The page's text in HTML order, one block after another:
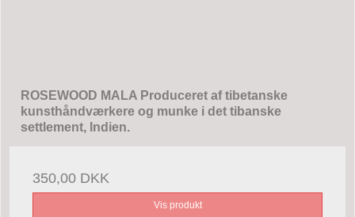
ROSEWOOD MALA Produceret af tibetanske
kunsthåndværkere og munke i det tibanske
settlement, Indien.
350,00 DKK
Vis produkt